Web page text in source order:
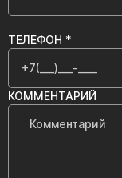
ТЕЛЕФОН *
КОММЕНТАРИЙ